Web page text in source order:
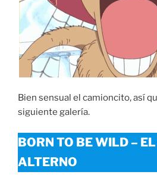
Bien sensual el camioncito, así
siguiente galería.
BORN TO BE WILD –
ALTERNO